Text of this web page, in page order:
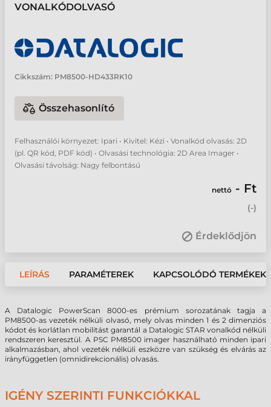
VONALKÓDOLVASÓ
Cikkszám: PM8500-HD433RK10
Összehasonlító
Felhasználói környezet: Ipari • Kivitel: Kézi • Vonalkód olvasás: 2D
(pl. QR kód, PDF kód) • Olvasási technológia: 2D Area Imager •
Olvasási távolság: Nagy felbontású
nettó - Ft
(-)
Érdeklődjön
LEÍRÁS PARAMÉTEREK KAPCSOLÓDÓ TERMÉKEK
A Datalogic PowerScan 8000-es prémium sorozatának tagja a
PM8500-as vezeték nélküli olvasó, mely olvas minden 1 és 2 dimenziós
kódot és korlátlan mobilitást garantál a Datalogic STAR vonalkód nélküli
rendszeren keresztül. A PSC PM8500 imager használható minden ipari
alkalmazásban, ahol vezeték nélküli eszközre van szükség és elvárás az
irányfüggetlen (omnidirekcionális) olvasás.
IGÉNY SZERINTI FUNKCIÓKKAL